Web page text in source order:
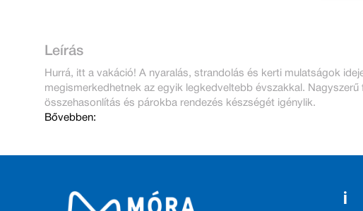
Leírás
Hurrá, itt a vakáció! A nyaralás, strandolás és kerti mulatságok
megismerkedhetnek az egyik legkedveltebb évszakkal.
összehasonlítás és párokba rendezés készségét igénylik.
Bővebben: